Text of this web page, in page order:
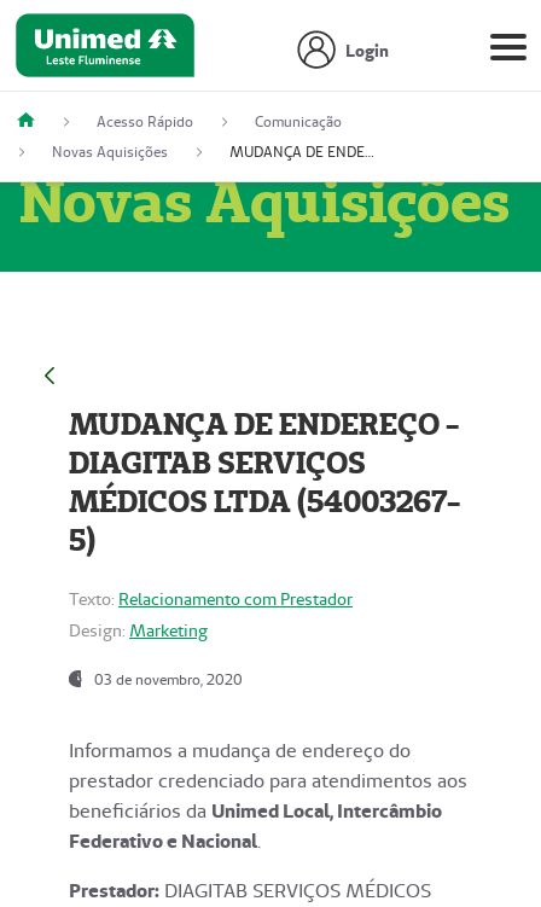
Login
Acesso Rápido
Comunicação
Novas Aquisições
MUDANÇA DE ENDEREÇO - DIAGITAB SERVIÇOS MÉDICOS LTDA (54003267-5)
Novas Aquisições
MUDANÇA DE ENDEREÇO -
DIAGITAB SERVIÇOS
MÉDICOS LTDA (54003267-
5)
Texto: Relacionamento com Prestador
Design: Marketing
03 de novembro, 2020
Informamos a mudança de endereço do
prestador credenciado para atendimentos aos
beneficiários da Unimed Local, Intercâmbio
Federativo e Nacional.
Prestador: DIAGITAB SERVIÇOS MÉDICOS